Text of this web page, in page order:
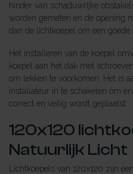
hinder van schaduwrijke
worden gemeten en de opening
dan de lichtkoepel om een
Het installeren van de koepel
koepel aan het dak met
om lekken te voorkomen. Het is
installateur in te schakelen om
correct en veilig wordt geplaatst.
120x120
Natuurlijk Licht
Lichtkoepels van 120x120 zijn